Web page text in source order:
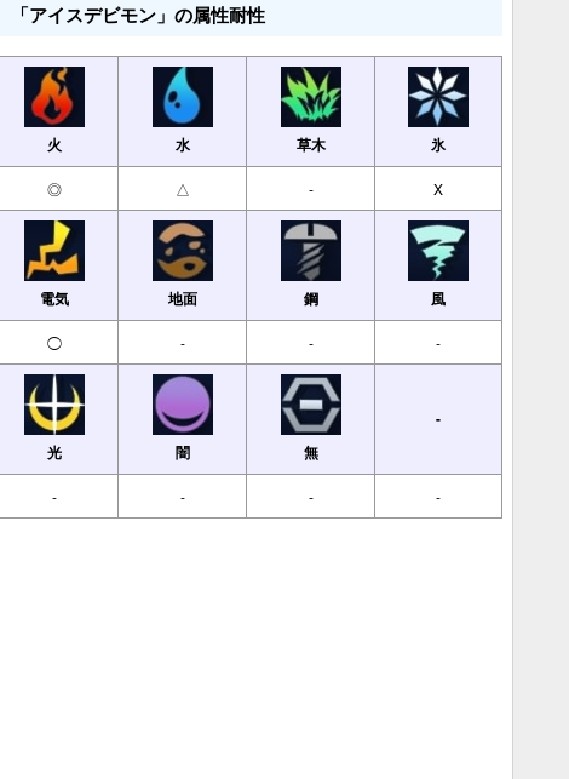
「アイスデビモン」の属性耐性
火 水 草木 氷
◎ △ - X
電気 地面 鋼 風
◯ - - -
光 闇 無
-
- - - -